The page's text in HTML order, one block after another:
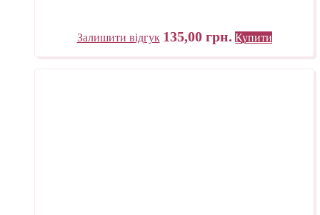
Залишити відгук 135,00 грн. Купити